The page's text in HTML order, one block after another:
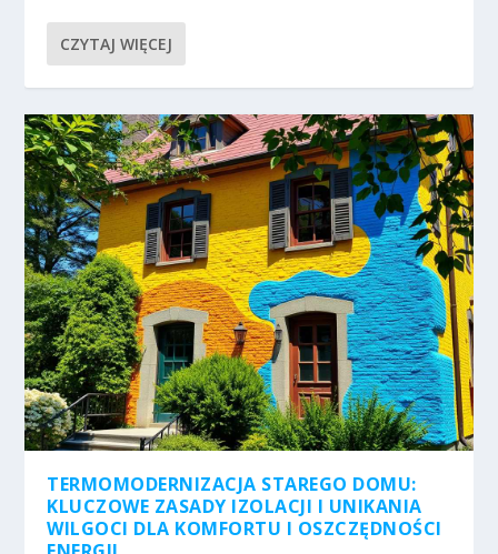
CZYTAJ WIĘCEJ
TERMOMODERNIZACJA STAREGO DOMU:
KLUCZOWE ZASADY IZOLACJI I UNIKANIA
WILGOCI DLA KOMFORTU I OSZCZĘDNOŚCI